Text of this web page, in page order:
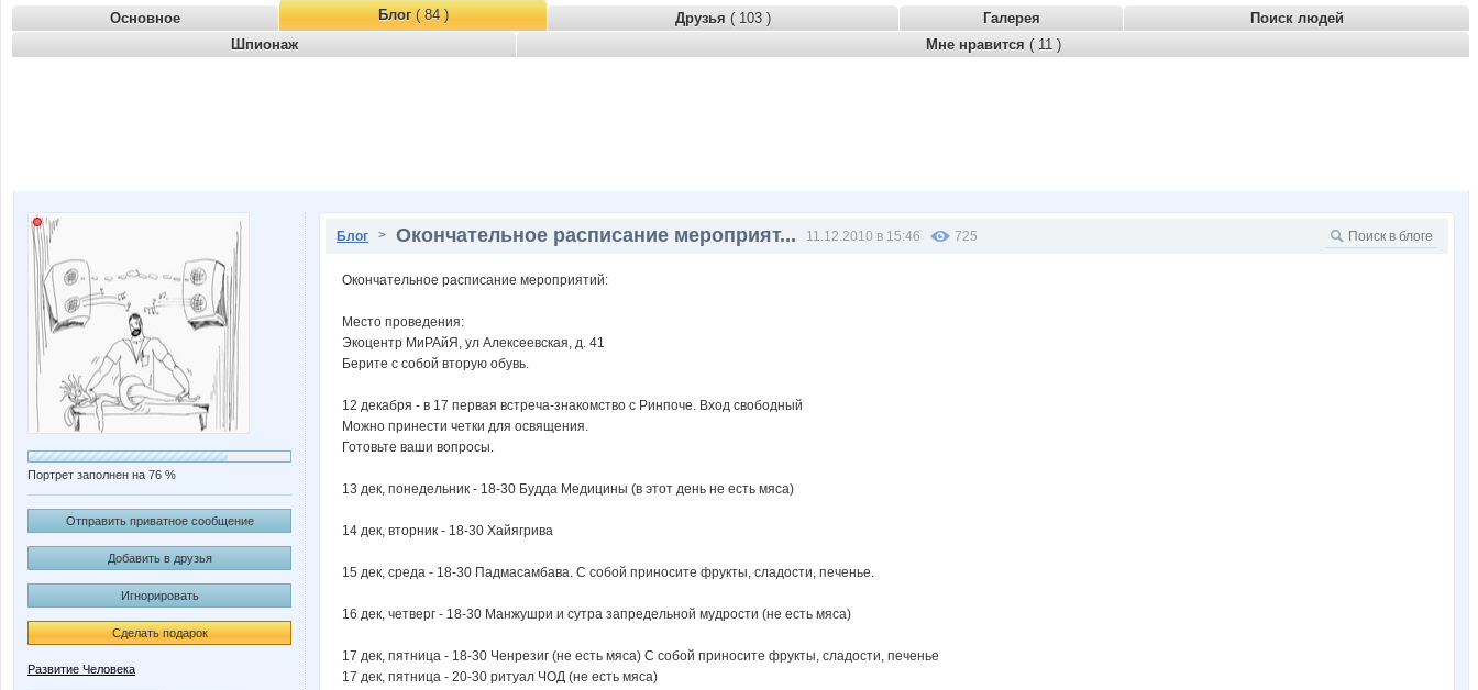
Основное Блог( 84 ) Друзья ( 103 ) Галерея
Поиск людей
Шпионаж
Мне нравится ( 11 )
Портрет заполнен на 76 %
Отправить приватное сообщение
Добавить в друзья
Игнорировать
Сделать подарок
Развитие Человека
Блог > Окончательное расписание мероприят... 11.12.2010 в 15:46 725
Окончательное расписание мероприятий:
Место проведения:
Экоцентр МиРАйЯ, ул Алексеевская, д. 41
Берите с собой вторую обувь.
12 декабря - в 17 первая встреча-знакомство с Ринпоче. Вход свободный
Можно принести четки для освящения.
Готовьте ваши вопросы.
13 дек, понедельник - 18-30 Будда Медицины (в этот день не есть мяса)
14 дек, вторник - 18-30 Хайягрива
15 дек, среда - 18-30 Падмасамбава. С собой приносите фрукты, сладости, печенье.
16 дек, четверг - 18-30 Манжушри и сутра запредельной мудрости (не есть мяса)
17 дек, пятница - 18-30 Ченрезиг (не есть мяса) С собой приносите фрукты, сладости, печенье
17 дек, пятница - 20-30 ритуал ЧОД (не есть мяса)